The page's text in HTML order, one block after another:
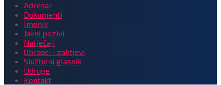
Adresar
Dokumenti
Imenik
Javni pozivi
Natječaji
Obrasci i zahtjevi
Službeni glasnik
Udruge
Kontakt